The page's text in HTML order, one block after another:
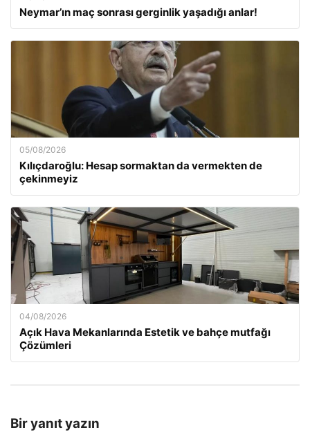
Neymar’ın maç sonrası gerginlik yaşadığı anlar!
05/08/2026
Kılıçdaroğlu: Hesap sormaktan da vermekten de
çekinmeyiz
04/08/2026
Açık Hava Mekanlarında Estetik ve bahçe mutfağı
Çözümleri
Bir yanıt yazın